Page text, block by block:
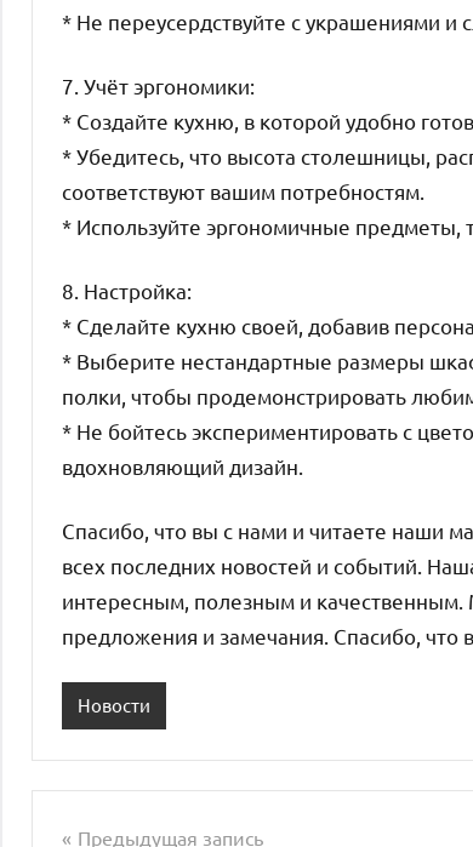
* Не переусердствуйте с украшениями и
7. Учёт эргономики:
* Создайте кухню, в которой удобно
* Убедитесь, что высота столешницы,
соответствуют вашим потребностям.
* Используйте эргономичные предметы,
8. Настройка:
* Сделайте кухню своей, добавив
* Выберите нестандартные размеры
полки, чтобы продемонстрировать
* Не бойтесь экспериментировать с
вдохновляющий дизайн.
Спасибо, что вы с нами и читаете наши
всех последних новостей и событий.
интересным, полезным и
предложения и замечания. Спасибо, что
Новости
Предыдущая запись